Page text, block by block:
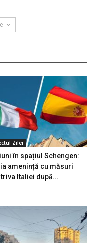
Zilei
în spațiul Schengen:
amenință cu măsuri
Italiei după...